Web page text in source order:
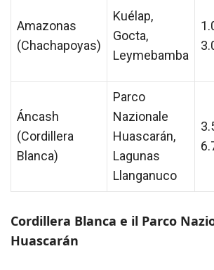
Amazonas
(Chachapoyas)
Kuélap,
Gocta,
Leymebamba
Áncash
(Cordillera
Blanca)
Parco
Nazionale
Huascarán,
Lagunas
Llanganuco
Cordillera Blanca e il Parco
Huascarán